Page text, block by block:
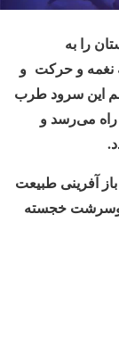
را به
نغمه و حرکت و
این سرود طرب
راه می‌رسد و
باز آفرینی طبیعت
خجسته